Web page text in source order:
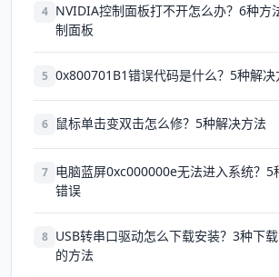
4 NVIDIA控制面板打不开怎么办？6种方
制面板
5 0x800701B1错误代码是什么？5种解决
6 鼠标单击变双击怎么修？5种解决方法
7 电脑蓝屏0xc000000e无法进入系统？5
错误
8 USB转串口驱动怎么下载安装？3种下
的方法